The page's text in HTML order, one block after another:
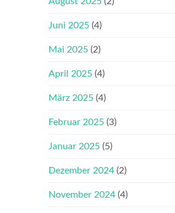
Juni 2025 (4)
Mai 2025 (2)
April 2025 (4)
März 2025 (4)
Februar 2025 (3)
Januar 2025 (5)
Dezember 2024 (2)
November 2024 (4)